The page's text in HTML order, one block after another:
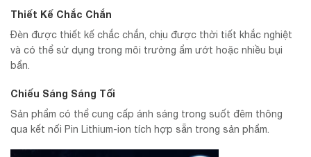
Thiết Kế Chắc Chắn
Đèn được thiết kế chắc chắn, chịu được thời tiết khắc nghiệt
và có thể sử dụng trong môi trường ẩm ướt hoặc nhiều bụi
bẩn.
Chiếu Sáng Sáng Tối
Sản phẩm có thể cung cấp ánh sáng trong suốt đêm thông
qua kết nối Pin Lithium-ion tích hợp sẵn trong sản phẩm.